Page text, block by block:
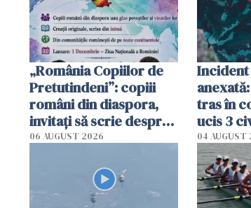
„România Copiilor de
Pretutindeni”: copiii
români din diaspora,
invitați să scrie despre
România într-un volum
06 AUGUST 2026
tras în
ucis 3
04 AUGUST